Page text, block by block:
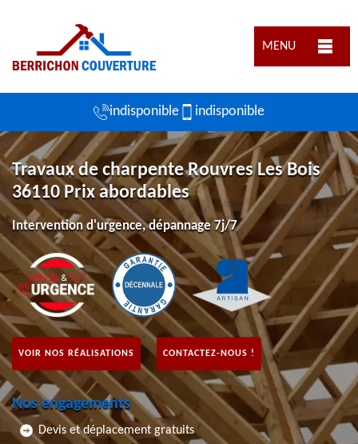
MENU
indisponible indisponible
Travaux de charpente Rouvres Les Bois
36110 Prix abordables
Intervention d'urgence, dépannage 7j/7
VOIR NOS RÉALISATIONS CONTACTEZ-NOUS !
Nos engagements
Devis et déplacement gratuits